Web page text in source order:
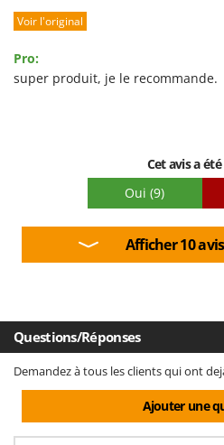
Prestations
Qualité / Prix
Voir l'original
Pro:
super produit, je le recommande.
Cet avis a
Oui (9)
Afficher 10
Questions/Réponses
Demandez à tous les clients qui ont
Ajouter une